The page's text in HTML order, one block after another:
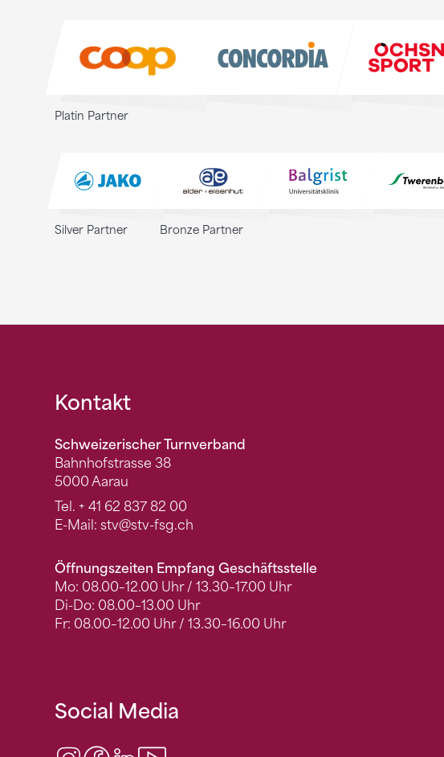
Platin Partner
Silver Partner Bronze Partner
Fusszeile
Kontakt
Schweizerischer Turnverband
Bahnhofstrasse 38
5000 Aarau
Tel. + 41 62 837 82 00
E-Mail: stv@stv-fsg.ch
Öffnungszeiten Empfang Geschäftsstelle
Mo: 08.00–12.00 Uhr / 13.30–17.00 Uhr
Di-Do: 08.00–13.00 Uhr
Fr: 08.00–12.00 Uhr / 13.30–16.00 Uhr
Social Media